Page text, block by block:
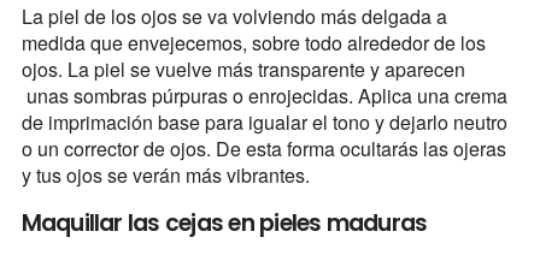
La piel de los ojos se va volviendo más delgada a
medida que envejecemos, sobre todo alrededor de los
ojos. La piel se vuelve más transparente y aparecen
unas sombras púrpuras o enrojecidas. Aplica una crema
de imprimación base para igualar el tono y dejarlo neutro
o un corrector de ojos. De esta forma ocultarás las ojeras
y tus ojos se verán más vibrantes.
Maquillar las cejas en pieles maduras